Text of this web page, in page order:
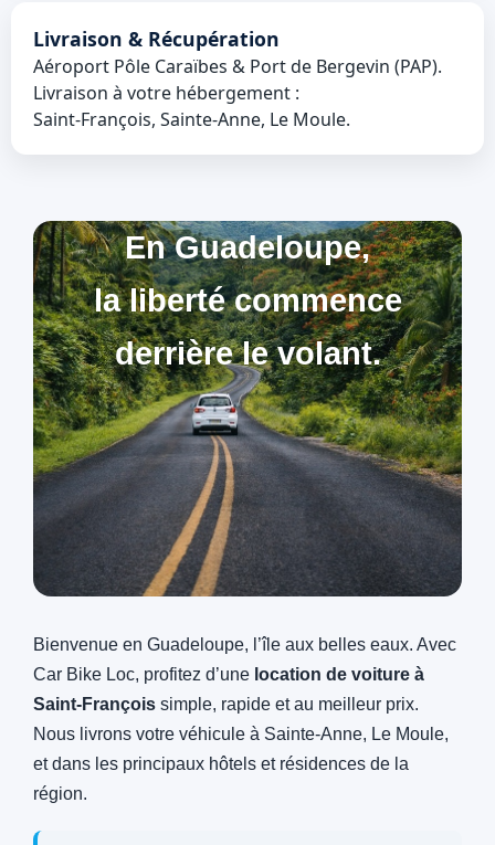
Livraison & Récupération
Aéroport Pôle Caraïbes & Port de Bergevin (PAP).
Livraison à votre hébergement :
Saint‑François, Sainte‑Anne, Le Moule.
En Guadeloupe,
la liberté commence
derrière le volant.
Bienvenue en Guadeloupe, l’île aux belles eaux. Avec
Car Bike Loc, profitez d’une location de voiture à
Saint‑François simple, rapide et au meilleur prix.
Nous livrons votre véhicule à Sainte‑Anne, Le Moule,
et dans les principaux hôtels et résidences de la
région.